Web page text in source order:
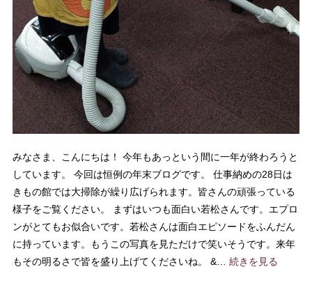
みなさま、こんにちは！ 今年もあっという間に一年が終わろうと
しています。 今回は恒例の年末ブログです。 仕事納めの28日は
きもの館では大掃除が繰り広げられます。皆さんの頑張っている
様子をご覧ください。 まずはいつも面白い若松さんです。エプロ
ンがとてもお似合いです。若松さんは面白エピソードをふんだん
に持っています。もうこの写真を見ただけで笑いそうです。来年
もその明るさで皆を盛り上げてくださいね。 &… 続きを見る